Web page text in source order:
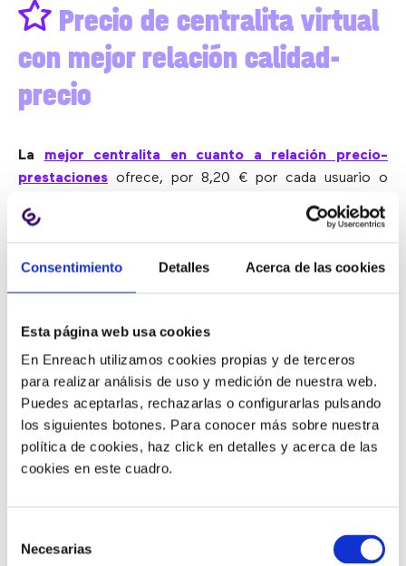
Consentimiento Detalles Acerca de las cookies
Esta página web usa cookies
En Enreach utilizamos cookies propias y de terceros
para realizar análisis de uso y medición de nuestra web.
Puedes aceptarlas, rechazarlas o configurarlas pulsando
los siguientes botones. Para conocer más sobre nuestra
política de cookies, haz click en detalles y acerca de las
cookies en este cuadro.
Necesarias
Precio de centralita virtual
con mejor relación calidad-
precio
La mejor centralita en cuanto a relación precio-
prestaciones ofrece, por 8,20 € por cada usuario o
Centralita virtual completa.
Chat interno.